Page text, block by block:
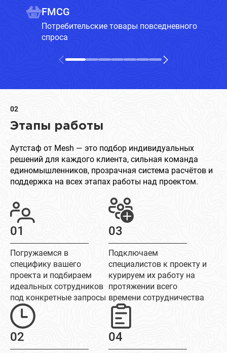
FMCG
Потребительские товары повседневного
спроса
02
Этапы работы
Аутстаф от Mesh — это подбор индивидуальных
решений для каждого клиента, сильная команда
единомышленников, прозрачная система расчётов и
поддержка на всех этапах работы над проектом.
01
Погружаемся в
специфику вашего
проекта и подбираем
идеальных сотрудников
под конкретные запросы
03
Подключаем
специалистов к проекту и
курируем их работу на
протяжении всего
времени сотрудничества
02 04